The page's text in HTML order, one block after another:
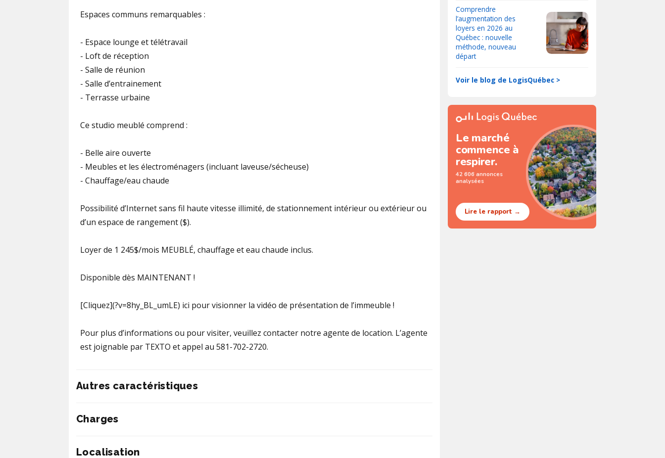
Espaces communs remarquables :
- Espace lounge et télétravail
- Loft de réception
- Salle de réunion
- Salle d’entrainement
- Terrasse urbaine
Ce studio meublé comprend :
- Belle aire ouverte
- Meubles et les électroménagers (incluant laveuse/sécheuse)
- Chauffage/eau chaude
Possibilité d’Internet sans fil haute vitesse illimité, de stationnement intérieur ou extérieur ou
d’un espace de rangement ($).
Loyer de 1 245$/mois MEUBLÉ, chauffage et eau chaude inclus.
Disponible dès MAINTENANT !
[Cliquez](?v=8hy_BL_umLE) ici pour visionner la vidéo de présentation de l’immeuble !
Pour plus d’informations ou pour visiter, veuillez contacter notre agente de location. L’agente
est joignable par TEXTO et appel au 581-702-2720.
Autres caractéristiques
Charges
Localisation
Comprendre
l’augmentation des
loyers en 2026 au
Québec : nouvelle
méthode, nouveau
départ
Voir le blog de LogisQuébec >
Le marché
commence à
respirer.
42 606 annonces
analysées
Lire le rapport →